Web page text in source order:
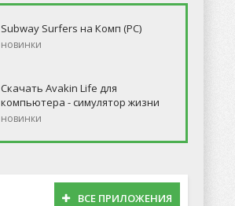
Subway Surfers на Комп (PC)
новинки
Скачать Avakin Life для
компьютера - симулятор жизни
новинки
ВСЕ ПРИЛОЖЕНИЯ